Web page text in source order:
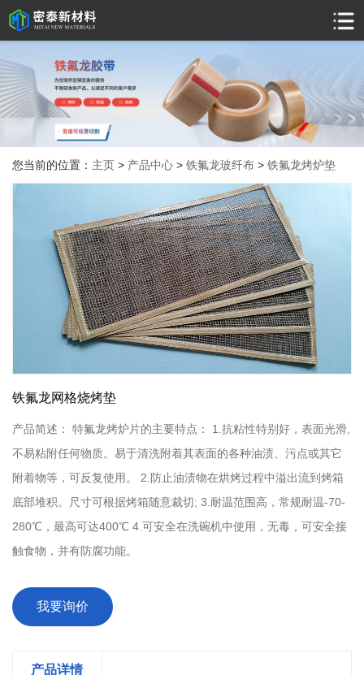
您当前的位置： 主页 > 产品中心 > 铁氟龙玻纤布 > 铁氟龙烤炉垫
铁氟龙网格烧烤垫
产品简述：
特氟龙烤炉片的主要特点： 1.抗粘性特别好，表面光滑,
不易粘附任何物质。易于清洗附着其表面的各种油渍、污点或其它
附着物等，可反复使用。 2.防止油渍物在烘烤过程中溢出流到烤箱
底部堆积。尺寸可根据烤箱随意裁切; 3.耐温范围高，常规耐温-70-
280℃，最高可达400℃ 4.可安全在洗碗机中使用，无毒，可安全接
触食物，并有防腐功能。
我要询价
产品详情